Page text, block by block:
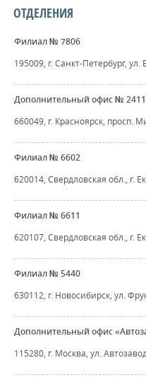
ОТДЕЛЕНИЯ
Филиал № 7806
195009, г. Санкт-Петербург,
Дополнительный офис № 2411
660049, г. Красноярск, просп.
Филиал № 6602
620014, Свердловская обл., г.
Филиал № 6611
620107, Свердловская обл., г.
Филиал № 5440
630112, г. Новосибирск, ул.
Дополнительный офис
115280, г. Москва, ул.